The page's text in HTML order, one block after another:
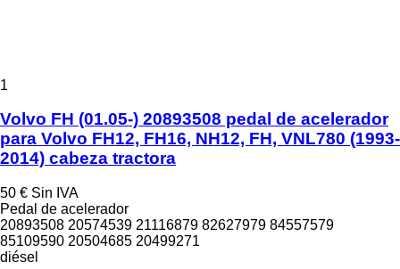
1
Volvo FH (01.05-) 20893508 pedal de acelerador
para Volvo FH12, FH16, NH12, FH, VNL780 (1993-
2014) cabeza tractora
50 € Sin IVA
Pedal de acelerador
20893508 20574539 21116879 82627979 84557579
85109590 20504685 20499271
diésel